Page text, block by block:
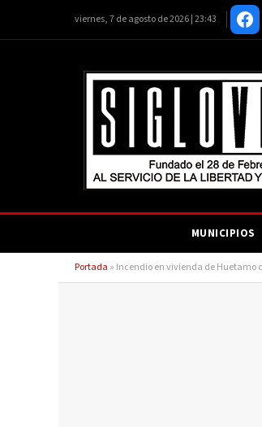
viernes, 7 de agosto de 2026 | 23:43
MUNICIPIOS
Portada » Incendio en vivienda de Huetamo